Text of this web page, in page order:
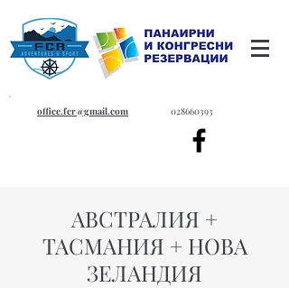
office.fcr@gmail.com 028660393
АВСТРАЛИЯ +
ТАСМАНИЯ + НОВА
ЗЕЛАНДИЯ